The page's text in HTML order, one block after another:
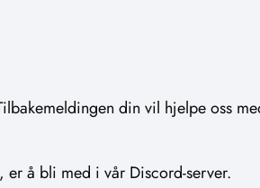
din vil hjelpe oss
er å bli med i vår Discord-server.